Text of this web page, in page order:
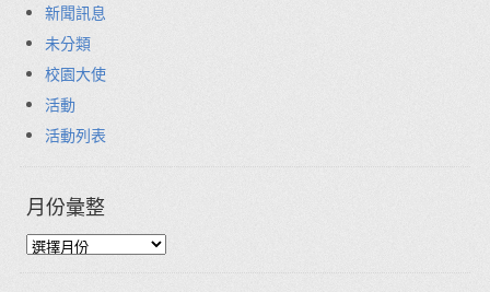
新聞訊息
未分類
校園大使
活動
活動列表
月份彙整